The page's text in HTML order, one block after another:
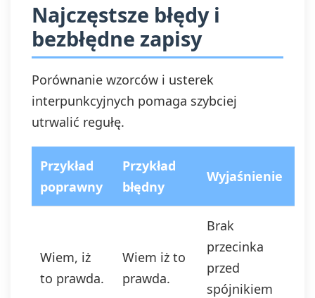
Najczęstsze błędy i
bezbłędne zapisy
Porównanie wzorców i usterek
interpunkcyjnych pomaga szybciej
utrwalić regułę.
Przykład
poprawny
Przykład
błędny
Wyjaśnienie
Wiem, iż
to prawda.
Wiem iż to
prawda.
Brak
przecinka
przed
spójnikiem